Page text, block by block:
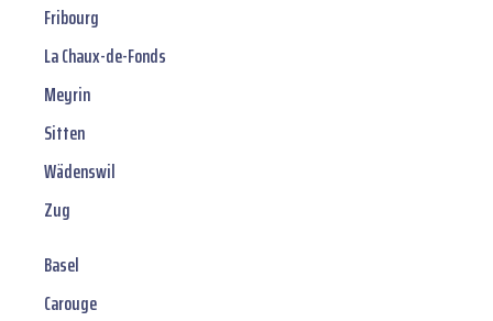
Fribourg
La Chaux-de-Fonds
Meyrin
Sitten
Wädenswil
Zug
Basel
Carouge